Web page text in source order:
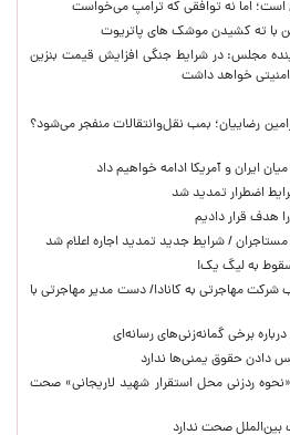
اما نه توافقی که ترامپ می‌خواست
با ته کشیدن موشک های پاتریوت
مجلس: در شرایط جنگی افزایش قیمت بنزین
خواهد داشت
رضاییان؛ بمب نقل‌وانتقالات منفجر می‌شود؟
ایران و آمریکا ادامه خواهیم داد
اضطرار تمدید شد
هدف قرار دادیم
مستاجران / شرایط جدید تمدید اجاره اعلام شد
به لیگ یک!
شرکت مهاجرتی به کانادا/ دست مدیر مهاجرتی با
برخی گمانه‌زنی‌های رسانه‌ای
دادن حقوق یمنی‌ها ندارد
ردزنی محل استقرار شهید لاریجانی» صحت